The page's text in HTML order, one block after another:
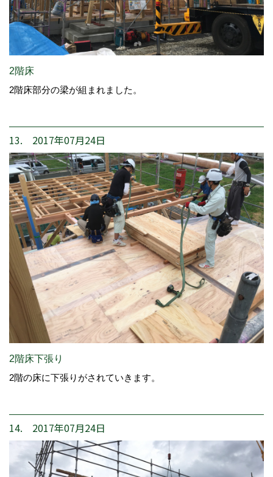
2階床
2階床部分の梁が組まれました。
13. 2017年07月24日
2階床下張り
2階の床に下張りがされていきます。
14. 2017年07月24日